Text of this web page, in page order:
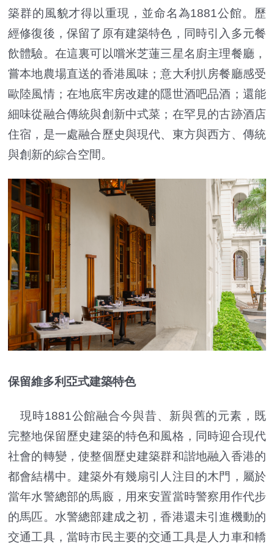
築群的風貌才得以重現，並命名為1881公館。歷
經修復後，保留了原有建築特色，同時引入多元餐
飲體驗。在這裏可以嚐米芝蓮三星名廚主理餐廳，
嘗本地農場直送的香港風味；意大利扒房餐廳感受
歐陸風情；在地底牢房改建的隱世酒吧品酒；還能
細味從融合傳統與創新中式菜；在罕見的古跡酒店
住宿，是一處融合歷史與現代、東方與西方、傳統
與創新的綜合空間。
保留維多利亞式建築特色
現時1881公館融合今與昔、新與舊的元素，既
完整地保留歷史建築的特色和風格，同時迎合現代
社會的轉變，使整個歷史建築群和諧地融入香港的
都會結構中。建築外有幾扇引人注目的木門，屬於
當年水警總部的馬廄，用來安置當時警察用作代步
的馬匹。水警總部建成之初，香港還未引進機動的
交通工具，當時市民主要的交通工具是人力車和轎